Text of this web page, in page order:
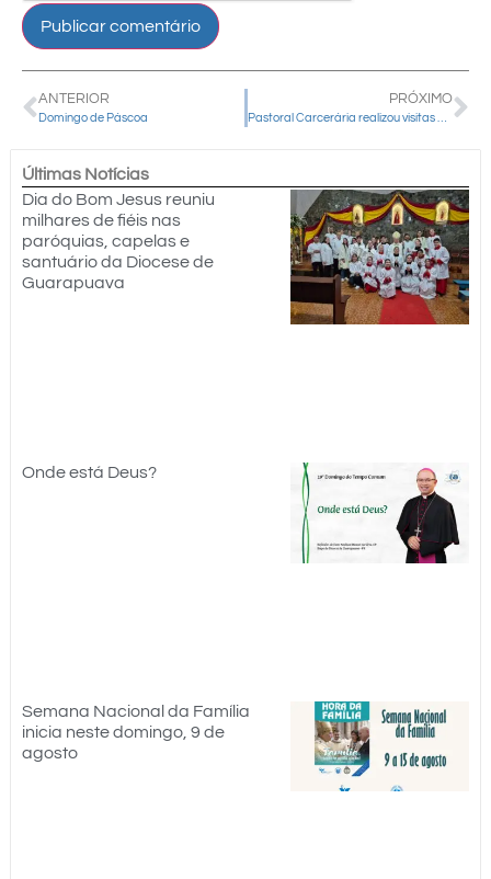
ANTERIOR
Domingo de Páscoa
PRÓXIMO
Últimas Notícias
Dia do Bom Jesus reuniu
milhares de fiéis nas
paróquias, capelas e
santuário da Diocese de
Guarapuava
Onde está Deus?
Semana Nacional da Família
inicia neste domingo, 9 de
agosto